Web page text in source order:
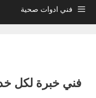
فني ادوات صحية
فني خبرة لكل